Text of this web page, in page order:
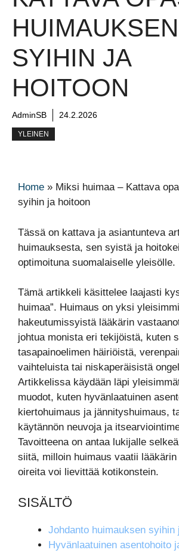
HUIMAUKSEN
SYIHIN JA
HOITOON
AdminSB 24.2.2026
YLEINEN
Home » Miksi huimaa – Kattava
syihin ja hoitoon
Tässä on kattava ja asiantunteva
huimauksesta, sen syistä ja
optimoituna suomalaiselle yleisölle.
Tämä artikkeli käsittelee laajasti
huimaa”. Huimaus on yksi
hakeutumissyistä lääkärin
johtua monista eri tekijöistä, kuten
tasapainoelimen häiriöistä,
vaihteluista tai niskaperäisistä
Artikkelissa käydään läpi
muodot, kuten hyvänlaatuinen
kiertohuimaus ja jännityshuimaus,
käytännön neuvoja ja
Tavoitteena on antaa lukijalle
siitä, milloin huimaus vaatii
oireita voi lievittää kotikonstein.
SISÄLTÖ
Johdanto huimauksen syihin
Hyvänlaatuinen asentohoito